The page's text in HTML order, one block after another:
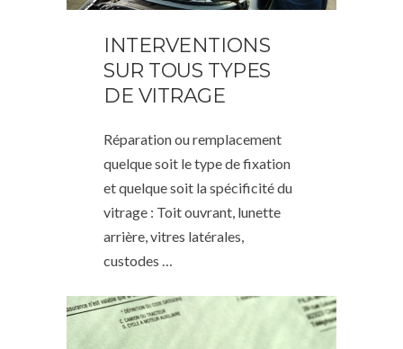
INTERVENTIONS
SUR TOUS TYPES
DE VITRAGE
Réparation ou remplacement
quelque soit le type de fixation
et quelque soit la spécificité du
vitrage : Toit ouvrant, lunette
arrière, vitres latérales,
custodes …